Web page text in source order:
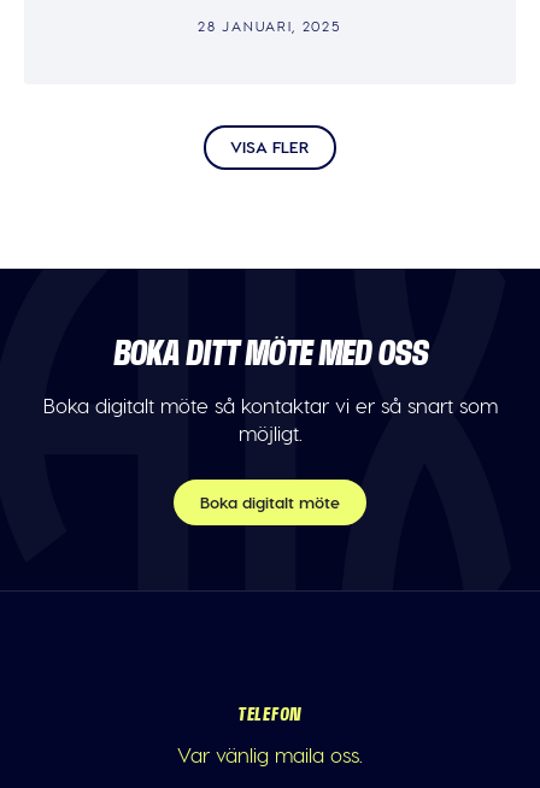
28 JANUARI, 2025
VISA FLER
BOKA DITT MÖTE MED OSS
Boka digitalt möte så kontaktar vi er så snart som
möjligt.
Boka digitalt möte
TELEFON
Var vänlig maila oss.